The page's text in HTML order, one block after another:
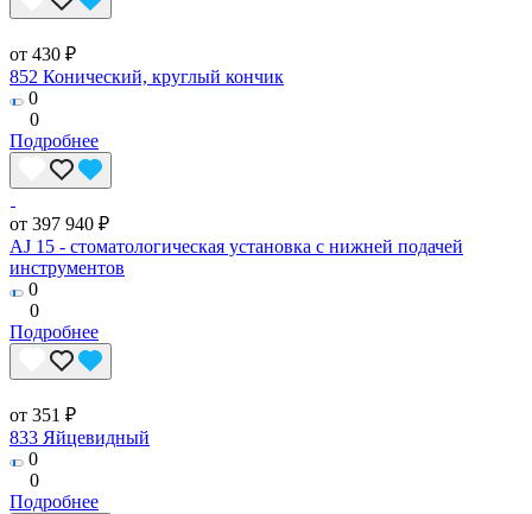
от 430 ₽
852 Конический, круглый кончик
0
0
Подробнее
от 397 940 ₽
AJ 15 - стоматологическая установка с нижней подачей
инструментов
0
0
Подробнее
от 351 ₽
833 Яйцевидный
0
0
Подробнее